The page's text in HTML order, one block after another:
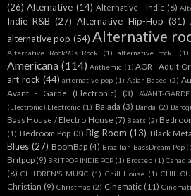
(26) Alternative (14) Alternative - Indie (6)
Indie R&B (27) Alternative Hip-Hop (31)
alternative pop (54) Alternative
Alternative Rock90s Rock
(1) alternative rockl (1)
Americana (114) Anthemic (1) AOR - Adult
art rock (44) arternative pop (1) Asian Based (2)
Avant - Garde (Electronic)
(3) AVANT-
(Electronic).Electronic (1) Balada (3) Banda (2)
Bass House / Electro House (7) Beats (2)
(1) Bedroom Pop (3) Big Room (13) Black
Blues (27) BoomBap (4) Brazilian BassDream Pop
Britpop (9) BRITPOP INDIE POP (1) Brostep (1)
(8) CHILDREN'S MUSIC (1) Chill House (1)
Christian (9) Christmas (2) Cinematic (11)